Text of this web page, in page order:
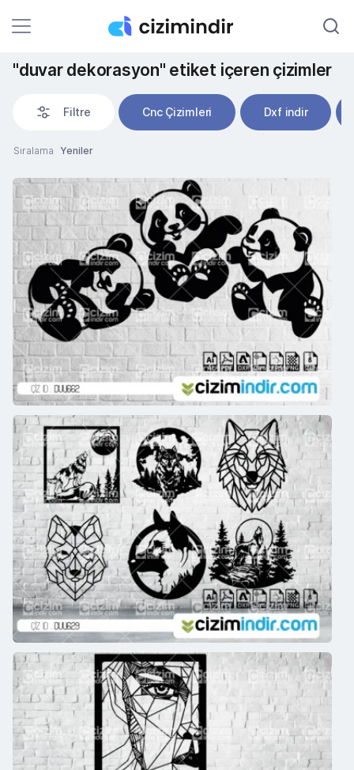
"duvar dekorasyon" etiket içeren çizimler
Filtre Cnc Çizimleri Dxf indir
Sıralama Yeniler